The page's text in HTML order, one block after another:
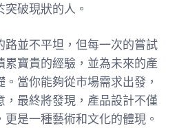
破現狀的人。
路並不平坦，但每一次的嘗試
累寶貴的經驗，並為未來的產
當你能夠從市場需求出發，
，最終將發現，產品設計不僅
是一種藝術和文化的體現。